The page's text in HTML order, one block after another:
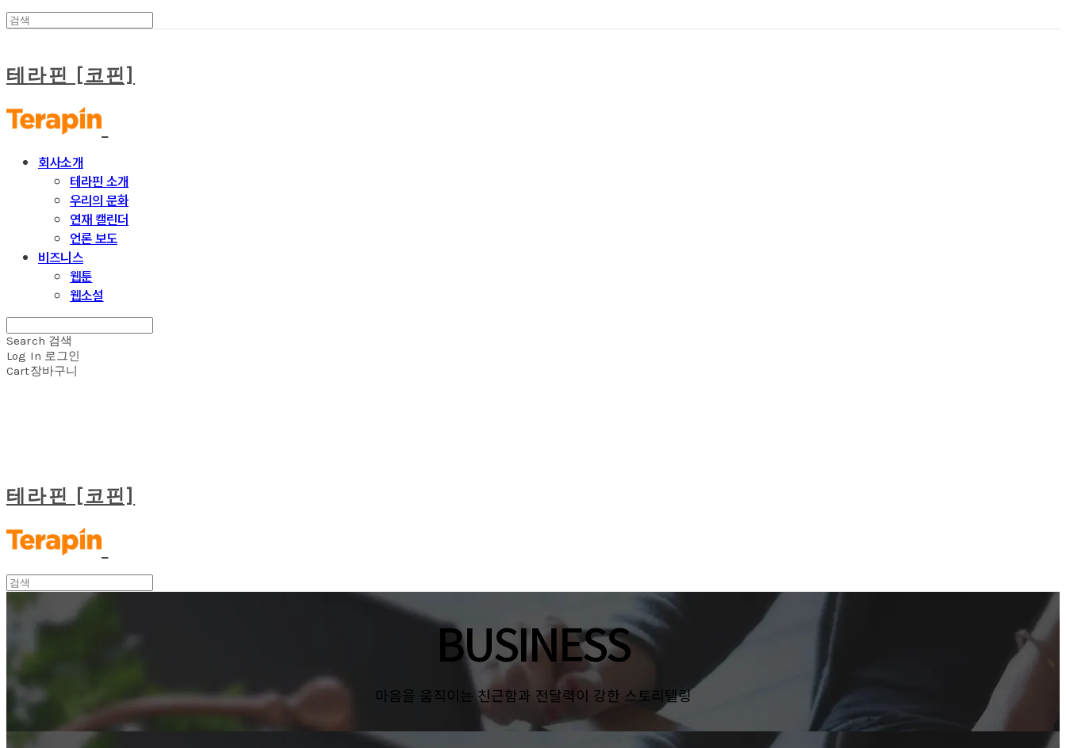
테라핀 [코핀]
회사소개
테라핀 소개
우리의 문화
연재 캘린더
언론 보도
비즈니스
웹툰
웹소설
Search 검색
Log In 로그인
Cart장바구니
테라핀 [코핀]
BUSINESS
마음을 움직이는 친근함과 전달력이 강한 스토리텔링